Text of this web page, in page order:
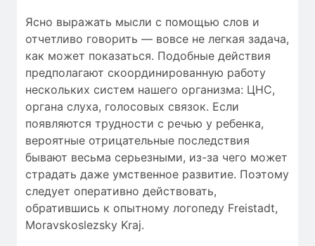
Ясно выражать мысли с помощью слов и
отчетливо говорить — вовсе не легкая задача,
как может показаться. Подобные действия
предполагают скоординированную работу
нескольких систем нашего организма: ЦНС,
органа слуха, голосовых связок. Если
появляются трудности c речью у ребенка,
вероятные отрицательные последствия
бывают весьма серьезными, из-за чего может
страдать даже умственное развитие. Поэтому
следует оперативно действовать,
обратившись к опытному логопеду Freistadt,
Moravskoslezsky Kraj.